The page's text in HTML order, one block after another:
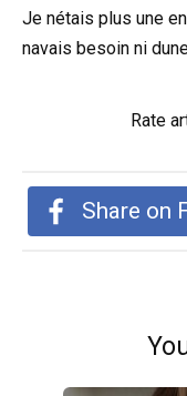
Je nétais plus une
navais besoin ni
Rate
Share on